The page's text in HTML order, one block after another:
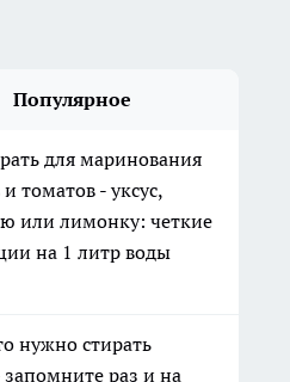
Популярное
для маринования
томатов - уксус,
или лимонку: четкие
на 1 литр воды
нужно стирать
раз и на